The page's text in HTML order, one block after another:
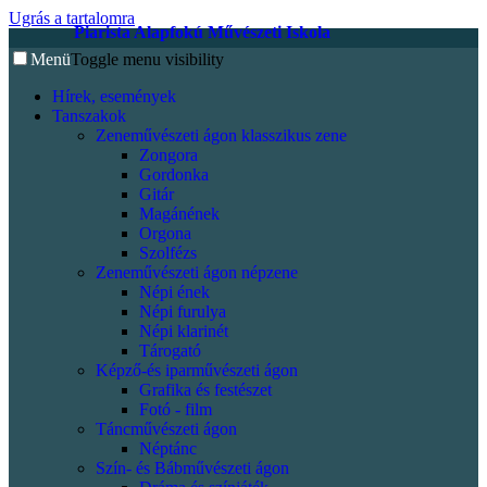
Ugrás a tartalomra
Piarista Alapfokú Művészeti Iskola
MenüToggle menu visibility
Hírek, események
Tanszakok
Zeneművészeti ágon klasszikus zene
Zongora
Gordonka
Gitár
Magánének
Orgona
Szolfézs
Zeneművészeti ágon népzene
Népi ének
Népi furulya
Népi klarinét
Tárogató
Képző-és iparművészeti ágon
Grafika és festészet
Fotó - film
Táncművészeti ágon
Néptánc
Szín- és Bábművészeti ágon